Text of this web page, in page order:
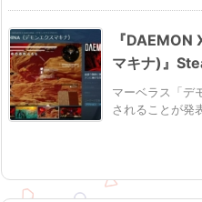
『
マキナ)』
マーベラス「デ
されることが発